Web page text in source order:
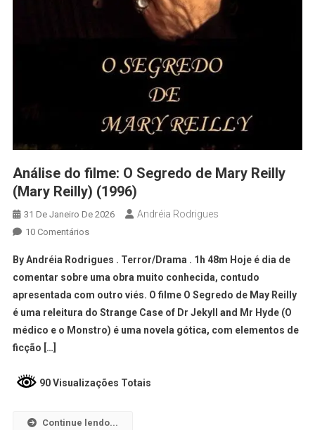
Análise do filme: O Segredo de Mary Reilly
(Mary Reilly) (1996)
31 De Janeiro De 2026 Andréia Rodrigues
10 Comentários
By Andréia Rodrigues . Terror/Drama . 1h 48m Hoje é dia de
comentar sobre uma obra muito conhecida, contudo
apresentada com outro viés. O filme O Segredo de May Reilly
é uma releitura do Strange Case of Dr Jekyll and Mr Hyde (O
médico e o Monstro) é uma novela gótica, com elementos de
ficção […]
90 Visualizações Totais
Continue lendo...